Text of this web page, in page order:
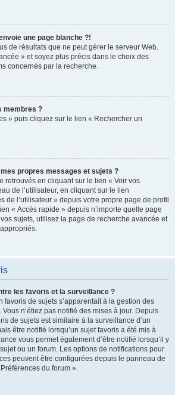
une page blanche ?!
de résultats que ne peut gérer le serveur Web.
» et soyez plus précis dans le choix des
concernés par la recherche.
membres ?
» puis cliquez sur le lien « Rechercher un
propres messages et sujets ?
retrouvés en cliquant sur le lien « Voir vos
de l’utilisateur, en cliquant sur le lien
de l’utilisateur » depuis votre propre page de profil
« Accès rapide » depuis n’importe quelle page
sujets, utilisez la page de recherche avancée et
les favoris et la surveillance ?
favoris de sujets s’apparentait à la gestion des
n’étiez pas notifié des mises à jour. Depuis
de sujets est similaire à la surveillance d’un
être notifié lorsqu’un sujet favoris a été mis à
vous permet également d’être notifié lorsqu’il y
ou un forum. Les options de notifications pour
peuvent être configurées depuis le panneau de
du forum ».